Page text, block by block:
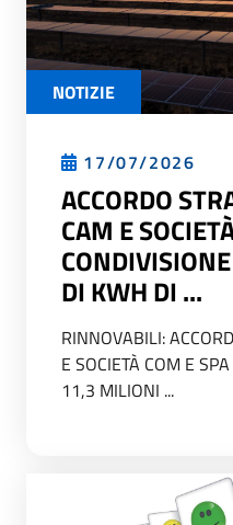
NOTIZIE
17/07/2026
ACCORDO
CAM E
DI KWH DI ...
RINNOVABILI:
E SOCIETÀ COM E
11,3 MILIONI ...